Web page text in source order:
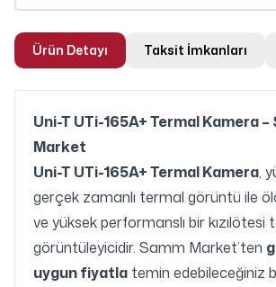
Ürün Detayı Taksit İmkanları
Uni-T UTi-165A+ Termal Kamera –
Market
Uni-T UTi-165A+ Termal Kamera,
gerçek zamanlı termal görüntü ile
ve yüksek performanslı bir kızılötesi
görüntüleyicidir. Samm Market’ten
uygun fiyatla temin edebileceğiniz